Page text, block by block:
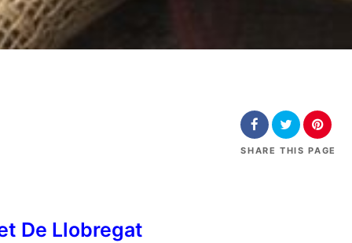
SHARE THIS PAGE
De Llobregat